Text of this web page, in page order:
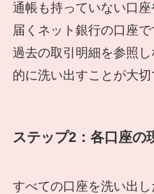
通帳も持っていない口
届くネット銀行の口座
過去の取引明細を参照
的に洗い出すことが大切
ステップ2：各口座の
すべての口座を洗い出